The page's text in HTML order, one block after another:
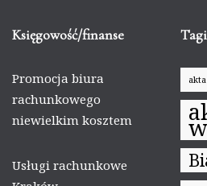
Księgowość/finanse
Promocja biura
rachunkowego
niewielkim kosztem
Usługi rachunkowe
Tagi